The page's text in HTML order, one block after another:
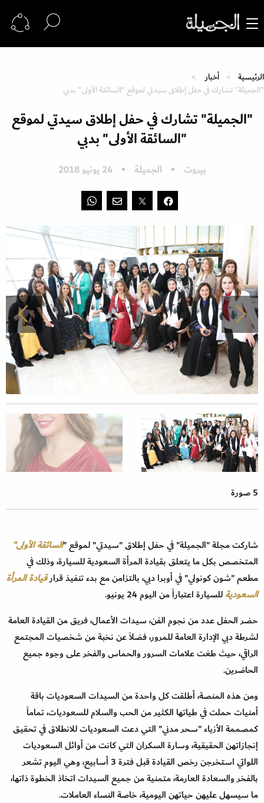
الرئيسية
أخبار
"الجميلة" تشارك في حفل إطلاق سيدتي لموقع "السائقة الأولى" بدبي
"الجميلة" تشارك في حفل إطلاق سيدتي لموقع
"السائقة الأولى" بدبي
بيروت الجميلة 24 يونيو 2018
5 صورة
شاركت مجلة "الجميلة" في حفل إطلاق "سيدتي" لموقع "السائقة الأولى"
المتخصص بكل ما يتعلق بقيادة المرأة السعودية للسيارة، وذلك في
مطعم "شون كونولي" في أوبرا دبي، بالتزامن مع بدء تنفيذ قرارقيادة المرأة
السعوديةللسيارة اعتباراً من اليوم 24 يونيو.
حضر الحفل عدد من نجوم الفن، سيدات الأعمال، فريق من القيادة العامة
لشرطة دبي الإدارة العامة للمرور، فضلاً عن نخبة من شخصيات المجتمع
الراقي، حيث طغت علامات السرور والحماس والفخر على وجوه جميع
الحاضرين.
ومن هذه المنصة، أطلقت كل واحدة من السيدات السعوديات باقة
أمنيات حملت في طياتها الكثير من الحب والسلام للسعوديات، تماماً
كمصممة الأزياء "سحر مدني" التي دعت السعوديات للانطلاق في تحقيق
إنجازاتهن الحقيقية، وسارة السكران التي كانت من أوائل السعوديات
اللواتي استخرجن رخص القيادة قبل فترة 3 أسابيع، وهي اليوم تشعر
بالفخر والسعادة العارمة، متمنية من جميع السيدات اتخاذ الخطوة ذاتها،
ما سيسهل عليهن حياتهن اليومية، خاصة النساء العاملات.